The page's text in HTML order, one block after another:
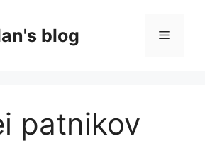
blog Menu
patnikov